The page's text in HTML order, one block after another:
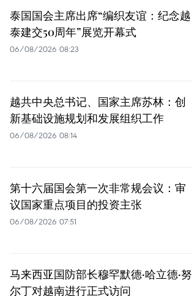
泰国国会主席出席“编织友谊：纪念越
泰建交50周年”展览开幕式
06/08/2026 08:23
越共中央总书记、国家主席苏林：创
新基础设施规划和发展组织工作
06/08/2026 08:14
第十六届国会第一次非常规会议：审
议国家重点项目的投资主张
06/08/2026 07:51
马来西亚国防部长穆罕默德·哈立德·努
尔丁对越南进行正式访问